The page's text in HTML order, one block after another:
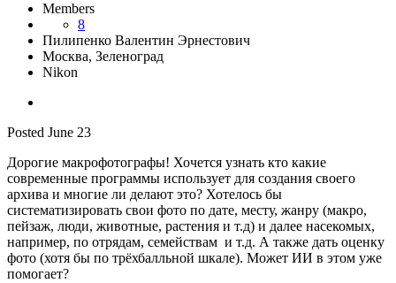
Members
8
Пилипенко Валентин Эрнестович
Москва, Зеленоград
Nikon
Posted June 23
Дорогие макрофотографы! Хочется узнать кто какие
современные программы использует для создания своего
архива и многие ли делают это? Хотелось бы
систематизировать свои фото по дате, месту, жанру (макро,
пейзаж, люди, животные, растения и т.д) и далее насекомых,
например, по отрядам, семействам и т.д. А также дать оценку
фото (хотя бы по трёхбалльной шкале). Может ИИ в этом уже
помогает?